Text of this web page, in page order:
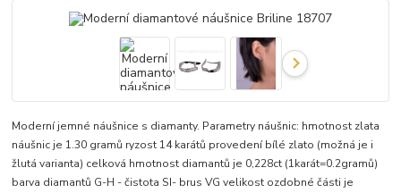
Moderní jemné náušnice s diamanty. Parametry náušnic: hmotnost zlata
náušnic je 1.30 gramů ryzost 14 karátů provedení bílé zlato (možná je i
žlutá varianta) celková hmotnost diamantů je 0,228ct (1karát=0.2gramů)
barva diamantů G-H - čistota SI- brus VG velikost ozdobné části je